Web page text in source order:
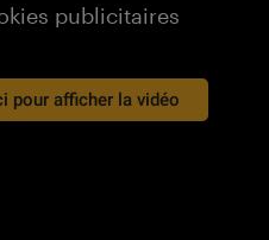
publicitaires
pour afficher la vidéo